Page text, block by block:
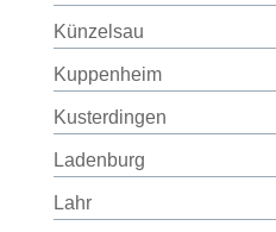
Künzelsau
Kuppenheim
Kusterdingen
Ladenburg
Lahr